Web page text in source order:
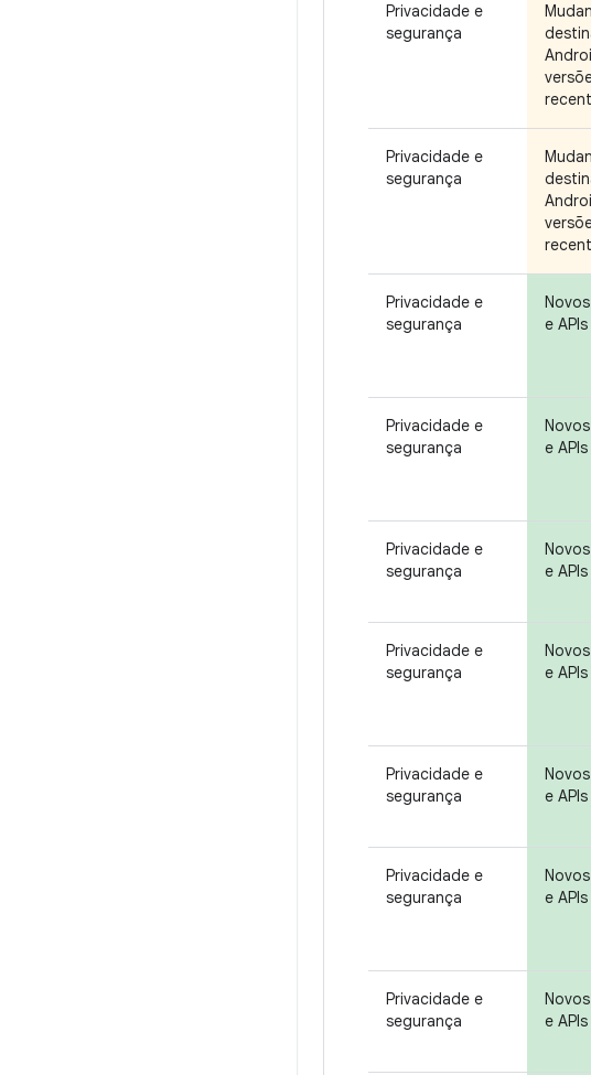
Privacidade e
segurança
Privacidade e
segurança
Privacidade e
segurança
e APIs
Privacidade e
segurança
e APIs
Privacidade e
segurança
e APIs
Privacidade e
segurança
e APIs
Privacidade e
segurança
e APIs
Privacidade e
segurança
e APIs
Privacidade e
segurança
e APIs